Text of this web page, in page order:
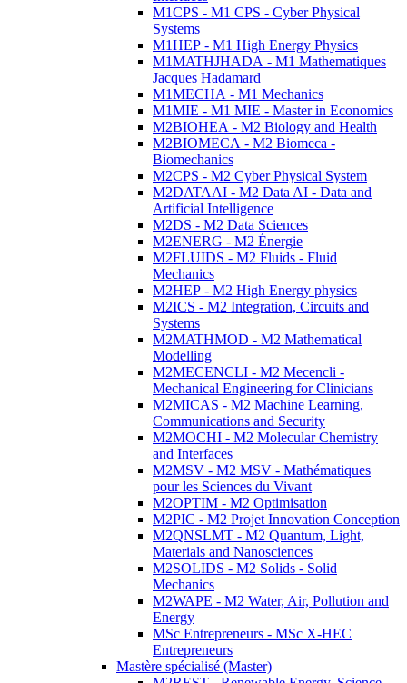
M1CPS - M1 CPS - Cyber Physical
Systems
M1HEP - M1 High Energy Physics
M1MATHJHADA - M1 Mathematiques
Jacques Hadamard
M1MECHA - M1 Mechanics
M1MIE - M1 MIE - Master in Economics
M2BIOHEA - M2 Biology and Health
M2BIOMECA - M2 Biomeca -
Biomechanics
M2CPS - M2 Cyber Physical System
M2DATAAI - M2 Data AI - Data and
Artificial Intelligence
M2DS - M2 Data Sciences
M2ENERG - M2 Énergie
M2FLUIDS - M2 Fluids - Fluid
Mechanics
M2HEP - M2 High Energy physics
M2ICS - M2 Integration, Circuits and
Systems
M2MATHMOD - M2 Mathematical
Modelling
M2MECENCLI - M2 Mecencli -
Mechanical Engineering for Clinicians
M2MICAS - M2 Machine Learning,
Communications and Security
M2MOCHI - M2 Molecular Chemistry
and Interfaces
M2MSV - M2 MSV - Mathématiques
pour les Sciences du Vivant
M2OPTIM - M2 Optimisation
M2PIC - M2 Projet Innovation Conception
M2QNSLMT - M2 Quantum, Light,
Materials and Nanosciences
M2SOLIDS - M2 Solids - Solid
Mechanics
M2WAPE - M2 Water, Air, Pollution and
Energy
MSc Entrepreneurs - MSc X-HEC
Entrepreneurs
Mastère spécialisé (Master)